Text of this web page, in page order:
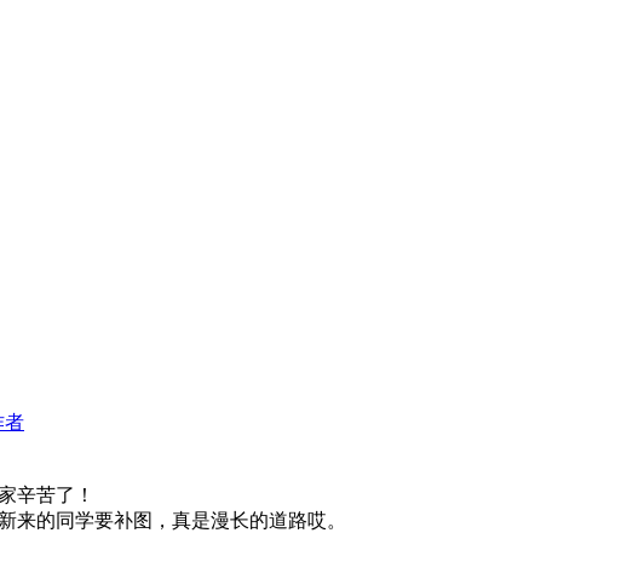
者
辛苦了！
来的同学要补图，真是漫长的道路哎。